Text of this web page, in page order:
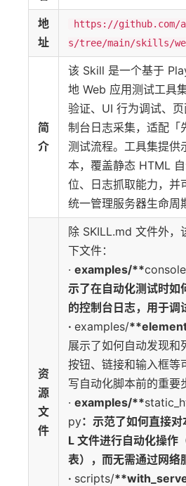
地
址
https://github.com/
s/tree/main/skills/
简
介
该 Skill 是一个基于
地 Web 应用测试工具
验证、UI 行为调试、
制台日志采集，适配「
测试流程。工具集提供
本，覆盖静态 HTML
位、日志抓取能力，并
统一管理服务器生命周
资
源
文
件
除 SKILL.md 文件外，
下文件：
· examples/**
示了在自动化测试时如
的控制台日志，用于调
· examples/
展示了如何自动发现和
按钮、链接和输入框等
写自动化脚本前的重要
· examples/**
py：示范了如何直接
L 文件进行自动化操作
表），而无需通过网络
· scripts/